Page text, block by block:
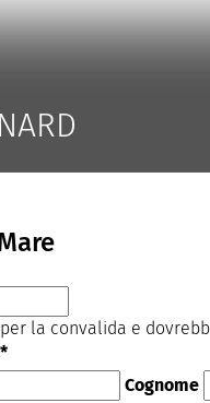
la convalida e
*
Cognome